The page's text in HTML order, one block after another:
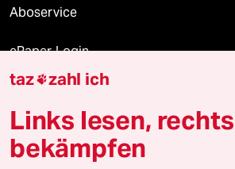
Aboservice
ePaper Login
Downloads für Abonnierende
© 2026 taz Verlags und Vertriebs GmbH
taz zahl ich
Links lesen, rechts
bekämpfen